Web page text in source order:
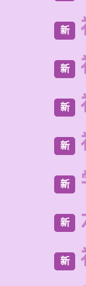
新
新
新
新
新
新
新